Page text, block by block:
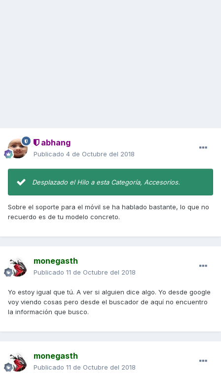
abhang
Publicado 4 de Octubre del 2018
Desplazado el Hilo a esta Categoría, Accesorios.
Sobre el soporte para el móvil se ha hablado bastante, lo que no
recuerdo es de tu modelo concreto.
monegasth
Publicado 11 de Octubre del 2018
Yo estoy igual que tú. A ver si alguien dice algo. Yo desde google
voy viendo cosas pero desde el buscador de aquí no encuentro
la información que busco.
monegasth
Publicado 11 de Octubre del 2018